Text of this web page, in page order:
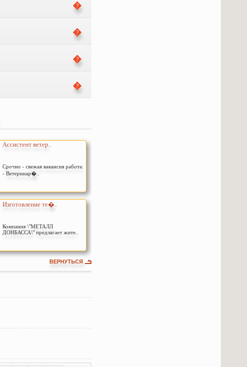
Ассистент ветер..
Срочно - свежая вакансия работа:
- Ветеринар�..
Изготовление те�..
Компания \"МЕТАЛЛ
ДОНБАССА\" предлагает жите..
ВЕРНУТЬСЯ